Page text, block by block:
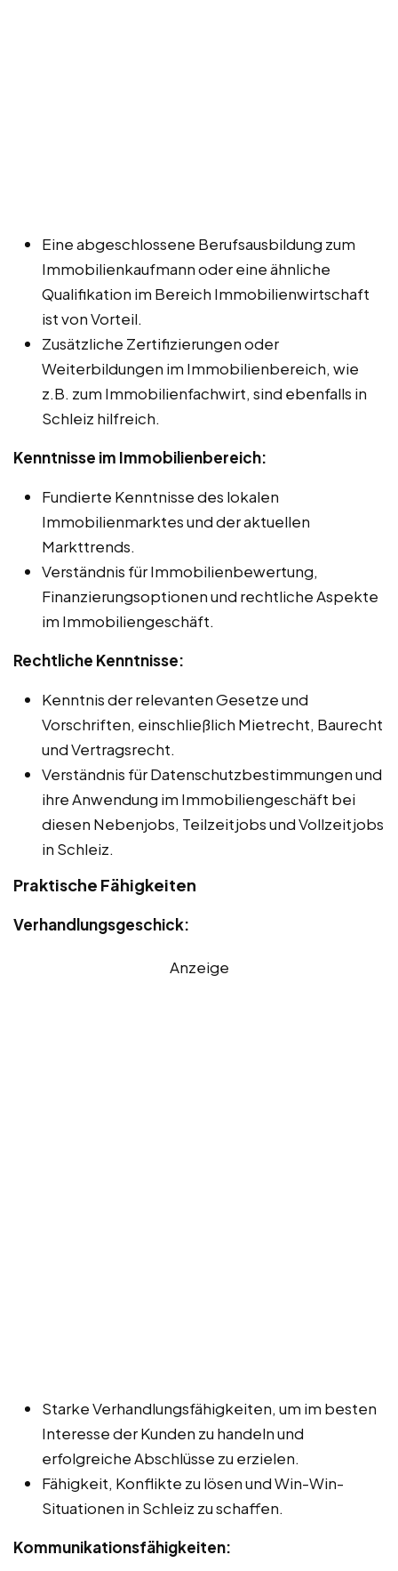
Eine abgeschlossene Berufsausbildung zum
Immobilienkaufmann oder eine ähnliche
Qualifikation im Bereich Immobilienwirtschaft
ist von Vorteil.
Zusätzliche Zertifizierungen oder
Weiterbildungen im Immobilienbereich, wie
z.B. zum Immobilienfachwirt, sind ebenfalls in
Schleiz hilfreich.
Kenntnisse im Immobilienbereich:
Fundierte Kenntnisse des lokalen
Immobilienmarktes und der aktuellen
Markttrends.
Verständnis für Immobilienbewertung,
Finanzierungsoptionen und rechtliche Aspekte
im Immobiliengeschäft.
Rechtliche Kenntnisse:
Kenntnis der relevanten Gesetze und
Vorschriften, einschließlich Mietrecht, Baurecht
und Vertragsrecht.
Verständnis für Datenschutzbestimmungen und
ihre Anwendung im Immobiliengeschäft bei
diesen Nebenjobs, Teilzeitjobs und Vollzeitjobs
in Schleiz.
Praktische Fähigkeiten
Verhandlungsgeschick:
Anzeige
Starke Verhandlungsfähigkeiten, um im besten
Interesse der Kunden zu handeln und
erfolgreiche Abschlüsse zu erzielen.
Fähigkeit, Konflikte zu lösen und Win-Win-
Situationen in Schleiz zu schaffen.
Kommunikationsfähigkeiten: